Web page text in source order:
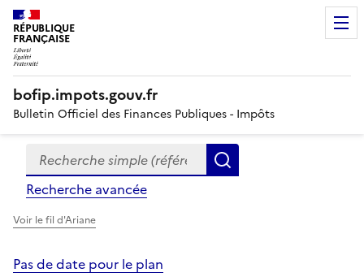
RÉPUBLIQUE
FRANÇAISE
bofip.impots.gouv.fr
Bulletin Officiel des Finances Publiques - Impôts
Formulaire
de
recherche
Recherche simple (références, mots clés, partie du
Recherche avancée
Voir le fil d'Ariane
Pas de date pour le plan